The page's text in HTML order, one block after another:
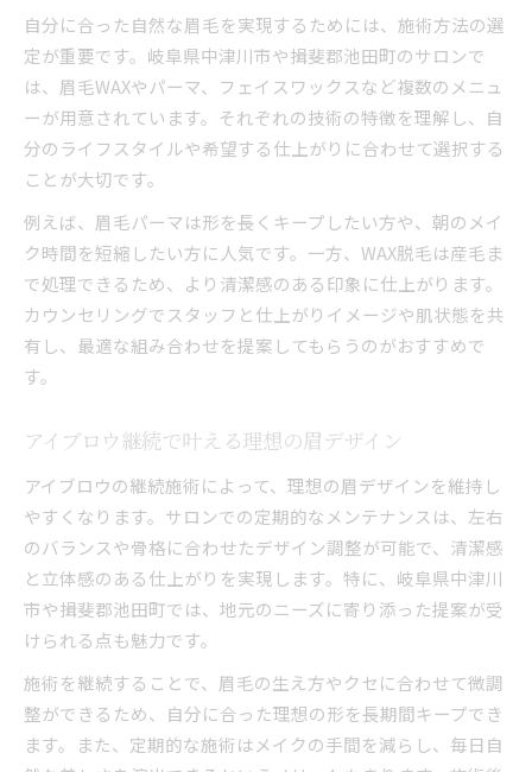
初めてのアイブロウ継続体験の流れを解説
カウンセリングで不安を解消するアイブロウ施
術
アイブロウ施術後のケア方法と注意事項
初回でも安心できるアイブロウのポイント
アイブロウ初心者が知っておきたい継続の疑問
学割活用で始めるアイブロウケアの魅力
学生必見のアイブロウ継続をお得に始める方法
学割利用で手軽に始めるアイブロウの魅力
学生向けアイブロウ施術プランの特徴紹介
自分に合った自然な眉毛を実現するためには、施術方法の選
定が重要です。岐阜県中津川市や揖斐郡池田町のサロンで
は、眉毛WAXやパーマ、フェイスワックスなど複数のメニュ
ーが用意されています。それぞれの技術の特徴を理解し、自
分のライフスタイルや希望する仕上がりに合わせて選択する
ことが大切です。
例えば、眉毛パーマは形を長くキープしたい方や、朝のメイ
ク時間を短縮したい方に人気です。一方、WAX脱毛は産毛ま
で処理できるため、より清潔感のある印象に仕上がります。
カウンセリングでスタッフと仕上がりイメージや肌状態を共
有し、最適な組み合わせを提案してもらうのがおすすめで
す。
アイブロウ継続で叶える理想の眉デザイン
アイブロウの継続施術によって、理想の眉デザインを維持し
やすくなります。サロンでの定期的なメンテナンスは、左右
のバランスや骨格に合わせたデザイン調整が可能で、清潔感
と立体感のある仕上がりを実現します。特に、岐阜県中津川
市や揖斐郡池田町では、地元のニーズに寄り添った提案が受
けられる点も魅力です。
施術を継続することで、眉毛の生え方やクセに合わせて微調
整ができるため、自分に合った理想の形を長期間キープでき
ます。また、定期的な施術はメイクの手間を減らし、毎日自